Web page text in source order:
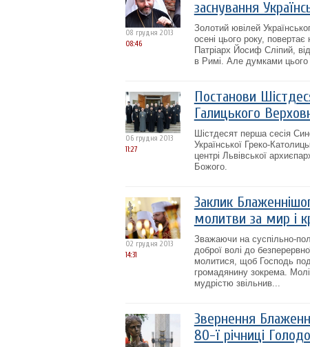
08 грудня 2013
08:46
заснування
Золотий ювілей
осені цього року,
Патріарх Йосиф Сліпий,
в Римі. Але думками цього
06 грудня 2013
11:27
Постанови
Галицького
Шістдесят перша сесія
Української Греко-
центрі Львівської
Божого.
02 грудня 2013
14:31
Заклик
молитви за мир і
Зважаючи на суспільно-
доброї волі до
молитися, щоб Господь
громадянину зокрема.
мудрістю звільнив...
Звернення
80-ї річниці